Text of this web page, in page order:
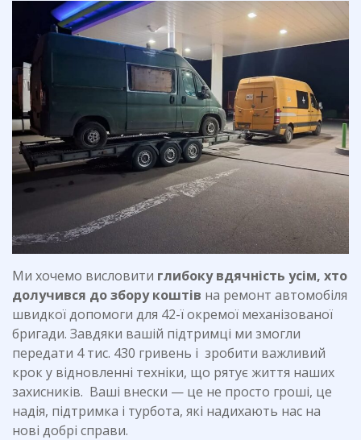
Ми хочемо висловити глибоку вдячність усім, хто
долучився до збору коштів на ремонт автомобіля
швидкої допомоги для 42-ї окремої механізованої
бригади. Завдяки вашій підтримці ми змогли
передати 4 тис. 430 гривень і зробити важливий
крок у відновленні техніки, що рятує життя наших
захисників. Ваші внески — це не просто гроші, це
надія, підтримка і турбота, які надихають нас на
нові добрі справи.